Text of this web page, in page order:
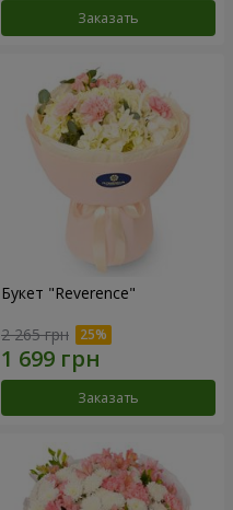
Заказать
Букет "Reverence"
2 265 грн
Заказать